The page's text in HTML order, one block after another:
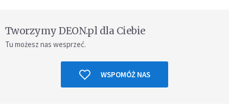
Tworzymy DEON.pl dla Ciebie
Tu możesz nas wesprzeć.
WSPOMÓŻ NAS